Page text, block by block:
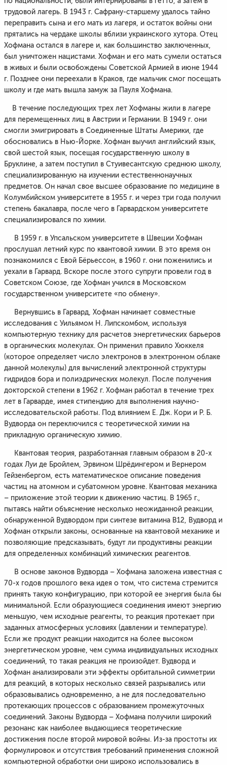
трудовой лагерь. В 1943 г. Сафрану-старшему удалось тайно
переправить сына и его мать из лагеря, и остаток войны они
прятались на чердаке школы вблизи украинского хутора. Отец
Хофмана остался в лагере и, как большинство заключенных,
был уничтожен нацистами. Хофман и его мать сумели остаться
в живых и были освобождены Советской Армией в июне 1944
г. Позднее они переехали в Краков, где мальчик смог посещать
школу и где мать вышла замуж за Пауля Хофмана.
В течение последующих трех лет Хофманы жили в лагере
для перемещенных лиц в Австрии и Германии. В 1949 г. они
смогли эмигрировать в Соединенные Штаты Америки, где
обосновались в Нью-Йорке. Хофман выучил английский язык,
свой шестой язык, посещая государственную школу в
Бруклине, а затем поступил в Стуивесантскую среднюю школу,
специализированную на изучении естественнонаучных
предметов. Он начал свое высшее образование по медицине в
Колумбийском университете в 1955 г. и через три года получил
степень бакалавра, после чего в Гарвардском университете
специализировался по химии.
В 1959 г. в Упсальском университете в Швеции Хофман
прослушал летний курс по квантовой химии. В это время он
познакомился с Евой Бёрьессон, в 1960 г. они поженились и
уехали в Гарвард. Вскоре после этого супруги провели год в
Советском Союзе, где Хофман учился в Московском
государственном университете «по обмену».
Вернувшись в Гарвард, Хофман начинает совместные
исследования с Уильямом Н. Липскомбом, используя
компьютерную технику для расчетов энергетических барьеров
в органических молекулах. Он применил правило Хюккеля
(которое определяет число электронов в электронном облаке
данной молекулы) для вычислений электронной структуры
гидридов бора и полиэдрических молекул. После получения
докторской степени в 1962 г. Хофман работал в течение трех
лет в Гарварде, имея стипендию для выполнения научно-
исследовательской работы. Под влиянием Е. Дж. Кори и Р. Б.
Вудворда он переключился с теоретической химии на
прикладную органическую химию.
Квантовая теория, разработанная главным образом в 20-х
годах Луи де Бройлем, Эрвином Шрёдингером и Вернером
Гейзенбергом, есть математическое описание поведения
частиц на атомном и субатомном уровне. Квантовая механика
– приложение этой теории к движению частиц. В 1965 г.,
пытаясь найти объяснение несколько неожиданной реакции,
обнаруженной Вудвордом при синтезе витамина В12, Вудворд и
Хофман открыли законы, основанные на квантовой механике и
позволяющие предсказывать, будут ли продуктивны реакции
для определенных комбинаций химических реагентов.
В основе законов Вудворда – Хофмана заложена известная с
70-х годов прошлого века идея о том, что система стремится
принять такую конфигурацию, при которой ее энергия была бы
минимальной. Если образующиеся соединения имеют энергию
меньшую, чем исходные реагенты, то реакция протекает при
заданных атмосферных условиях (давлении и температуре).
Если же продукт реакции находится на более высоком
энергетическом уровне, чем сумма индивидуальных исходных
соединений, то такая реакция не произойдет. Вудворд и
Хофман анализировали эти эффекты орбитальной симметрии
для реакций, в которых несколько связей разрывались или
образовывались одновременно, а не для последовательно
протекающих процессов с образованием промежуточных
соединений. Законы Вудворда – Хофмана получили широкий
резонанс как наиболее выдающиеся теоретические
достижения после второй мировой войны. Из-за простоты их
формулировок и отсутствия требований применения сложной
компьютерной обработки они широко использовались в